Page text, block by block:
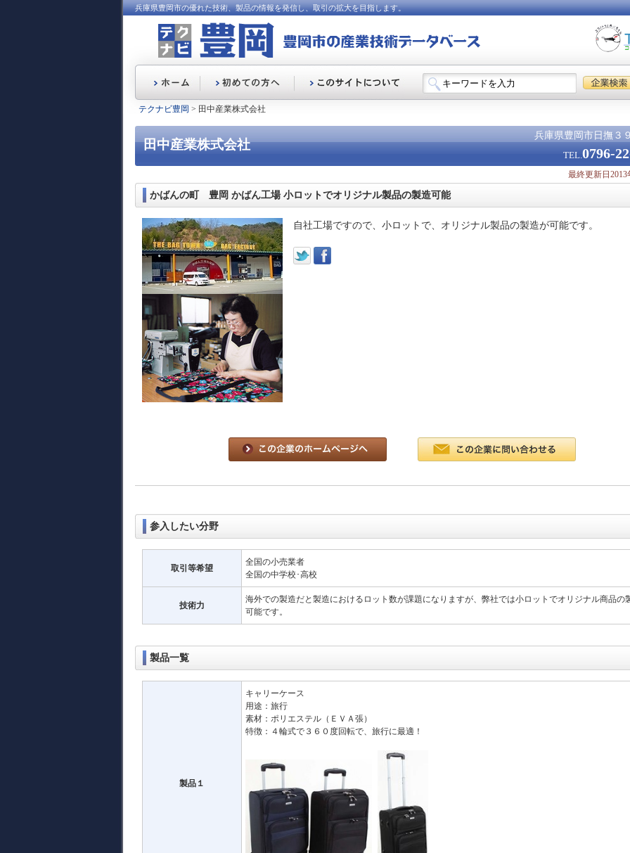
兵庫県豊岡市の優れた技術、製品の情報を発信し、取引の拡大を目指します。
テクナビ豊岡 > 田中産業株式会社
田中産業株式会社
兵庫県豊岡市日撫３
TEL.0796-
最終更新日2013
かばんの町 豊岡 かばん工場 小ロットでオリジナル製品の製造可能
自社工場ですので、小ロットで、オリジナル製品の製造が可能です。
参入したい分野
取引等希望
全国の小売業者
全国の中学校･高校
技術力
海外での製造だと製造におけるロット数が課題になりますが、弊社では小ロットでオリジナル商品の
可能です。
製品一覧
製品１
キャリーケース
用途：旅行
素材：ポリエステル（ＥＶＡ張）
特徴：４輪式で３６０度回転で、旅行に最適！